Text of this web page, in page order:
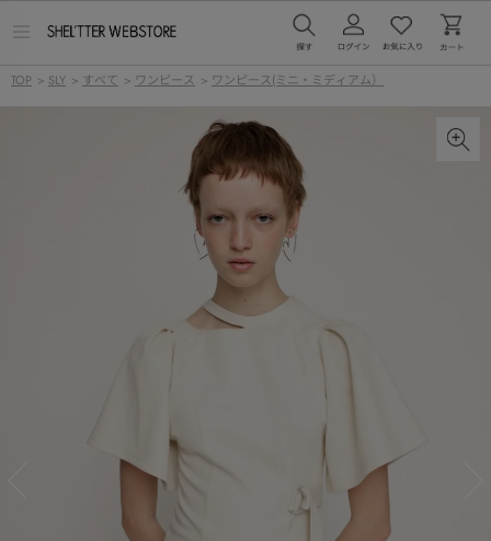
ー
を
TOP > SLY > すべて > ワンピース > ワンピース(ミニ・ミディアム）